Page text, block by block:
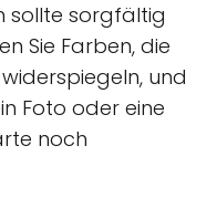
sollte sorgfältig
Sie Farben, die
und
Foto oder eine
noch